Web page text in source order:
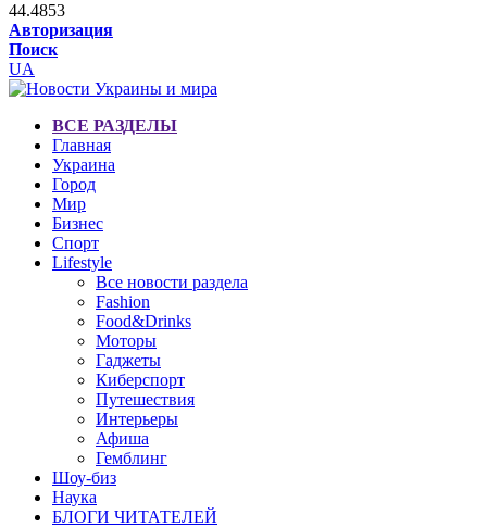
44.4853
Авторизация
Поиск
UA
ВСЕ РАЗДЕЛЫ
Главная
Украина
Город
Мир
Бизнес
Спорт
Lifestyle
Все новости раздела
Fashion
Food&Drinks
Моторы
Гаджеты
Киберспорт
Путешествия
Интерьеры
Афиша
Гемблинг
Шоу-биз
Наука
БЛОГИ ЧИТАТЕЛЕЙ